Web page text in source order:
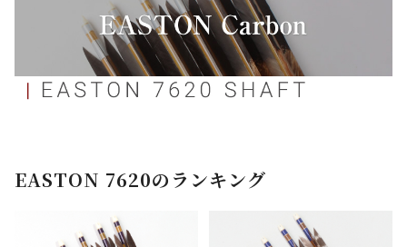
EASTON 7620のランキング